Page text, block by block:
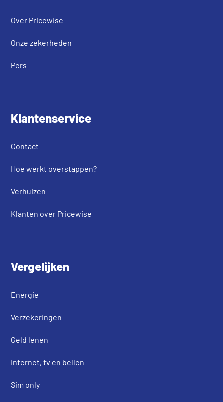
Over Pricewise
Onze zekerheden
Pers
Klantenservice
Contact
Hoe werkt overstappen?
Verhuizen
Klanten over Pricewise
Vergelijken
Energie
Verzekeringen
Geld lenen
Internet, tv en bellen
Sim only